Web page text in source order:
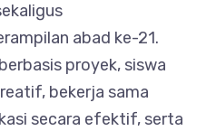
abad ke-21.
proyek, siswa
bekerja sama
secara efektif, serta